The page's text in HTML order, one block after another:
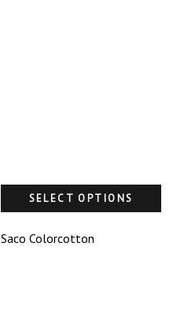
SELECT OPTIONS
Saco Colorcotton